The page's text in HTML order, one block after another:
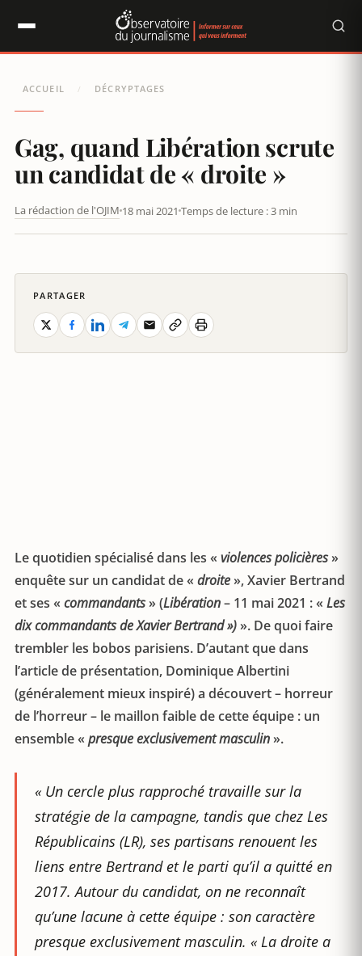
ACCUEIL / DÉCRYPTAGES
Gag, quand Libération scrute
un candidat de « droite »
La rédaction de l'OJIM 18 mai 2021 Temps de lecture : 3 min
Le quotidien spécialisé dans les « violences policières»
enquête sur un candidat de « droite », Xavier Bertrand
et ses « commandants» (Libération– 11 mai 2021 : « Les
dix commandants de Xavier Bertrand ») ». De quoi faire
trembler les bobos parisiens. D’autant que dans
l’article de présentation, Dominique Albertini
(généralement mieux inspiré) a découvert – horreur
de l’horreur – le maillon faible de cette équipe : un
ensemble « presque exclusivement masculin ».
« Un cercle plus rapproché travaille sur la
stratégie de la campagne, tandis que chez Les
Républicains (LR), ses partisans renouent les
liens entre Bertrand et le parti qu’il a quitté en
2017. Autour du candidat, on ne reconnaît
qu’une lacune à cette équipe : son caractère
presque exclusivement masculin. « La droite a
PARTAGER
Panneau de gestion des cookies